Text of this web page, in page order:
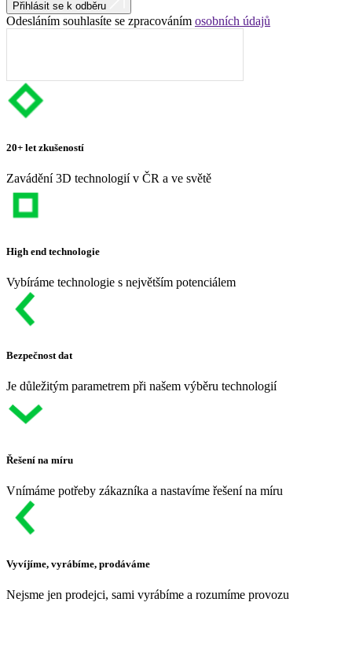
Přihlásit se k odběru
Odesláním souhlasíte se zpracováním osobních údajů
20+ let zkušeností
Zavádění 3D technologií v ČR a ve světě
High end technologie
Vybíráme technologie s největším potenciálem
Bezpečnost dat
Je důležitým parametrem při našem výběru technologií
Řešení na míru
Vnímáme potřeby zákazníka a nastavíme řešení na míru
Vyvíjíme, vyrábíme, prodáváme
Nejsme jen prodejci, sami vyrábíme a rozumíme provozu